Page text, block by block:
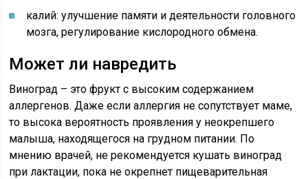
калий: улучшение памяти и деятельности головного
мозга, регулирование кислородного обмена.
Может ли навредить
Виноград – это фрукт с высоким содержанием
аллергенов. Даже если аллергия не сопутствует маме,
то высока вероятность проявления у неокрепшего
малыша, находящегося на грудном питании. По
мнению врачей, не рекомендуется кушать виноград
при лактации, пока не окрепнет пищеварительная